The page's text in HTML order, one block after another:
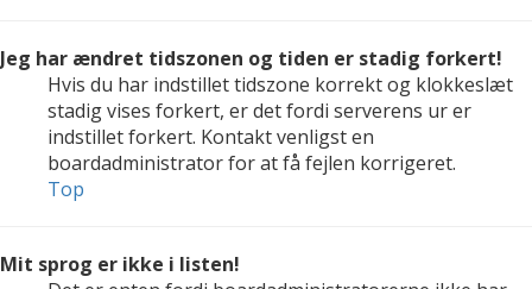
Jeg har ændret tidszonen og tiden er stadig forkert!
Hvis du har indstillet tidszone korrekt og klokkeslæt
stadig vises forkert, er det fordi serverens ur er
indstillet forkert. Kontakt venligst en
boardadministrator for at få fejlen korrigeret.
Top
Mit sprog er ikke i listen!